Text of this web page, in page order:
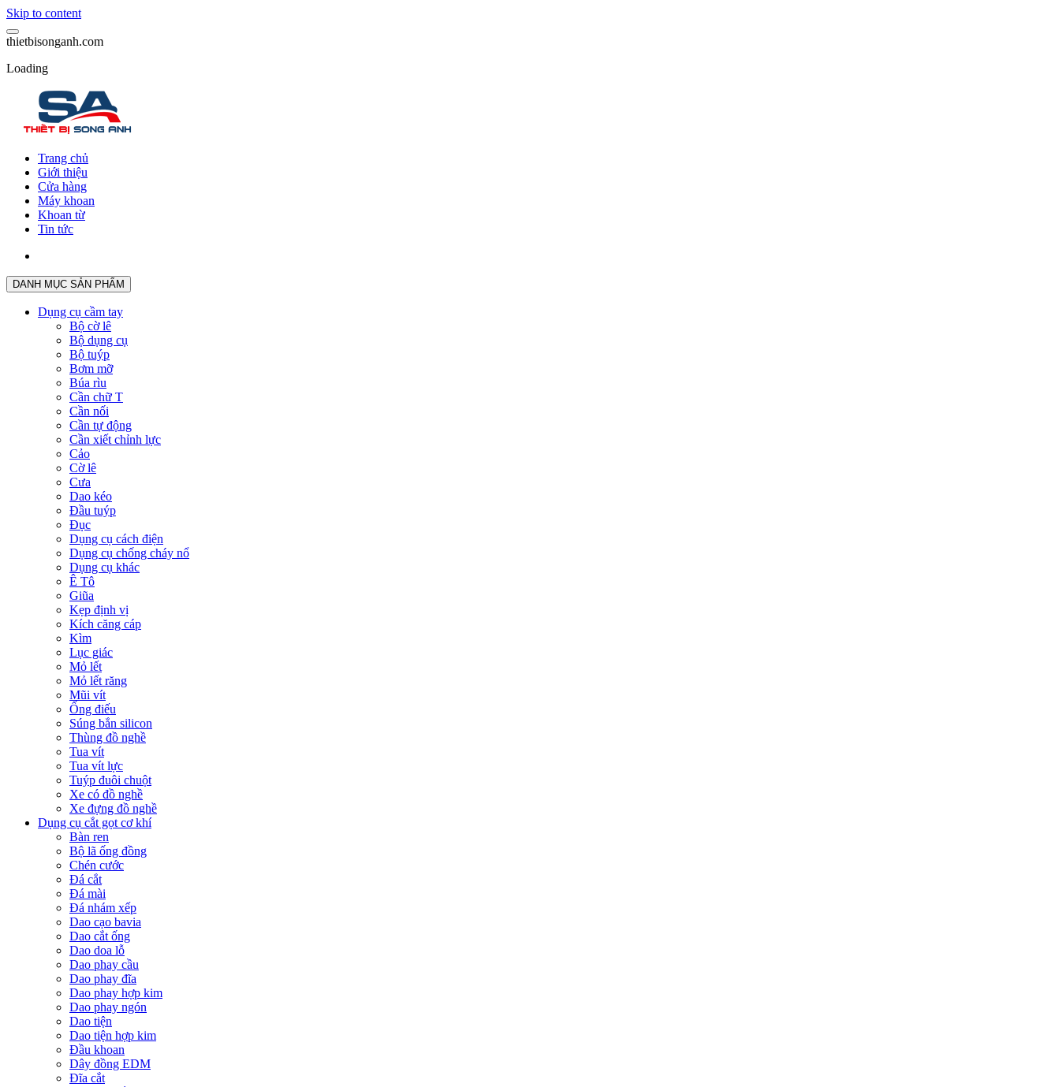
Skip to content
thietbisonganh.com
Loading
Trang chủ
Giới thiệu
Cửa hàng
Máy khoan
Khoan từ
Tin tức
DANH MỤC SẢN PHẨM
Dụng cụ cầm tay
Bộ cờ lê
Bộ dụng cụ
Bộ tuýp
Bơm mỡ
Búa rìu
Cần chữ T
Cần nối
Cần tự động
Cần xiết chỉnh lực
Cảo
Cờ lê
Cưa
Dao kéo
Đầu tuýp
Đục
Dụng cụ cách điện
Dụng cụ chống cháy nổ
Dụng cụ khác
Ê Tô
Giũa
Kẹp định vị
Kích căng cáp
Kìm
Lục giác
Mỏ lết
Mỏ lết răng
Mũi vít
Ống điếu
Súng bắn silicon
Thùng đồ nghề
Tua vít
Tua vít lực
Tuýp đuôi chuột
Xe có đồ nghề
Xe đựng đồ nghề
Dụng cụ cắt gọt cơ khí
Bàn ren
Bộ lã ống đồng
Chén cước
Đá cắt
Đá mài
Đá nhám xếp
Dao cạo bavia
Dao cắt ống
Dao doa lỗ
Dao phay cầu
Dao phay đĩa
Dao phay hợp kim
Dao phay ngón
Dao tiện
Dao tiện hợp kim
Đầu khoan
Dây đồng EDM
Đĩa cắt